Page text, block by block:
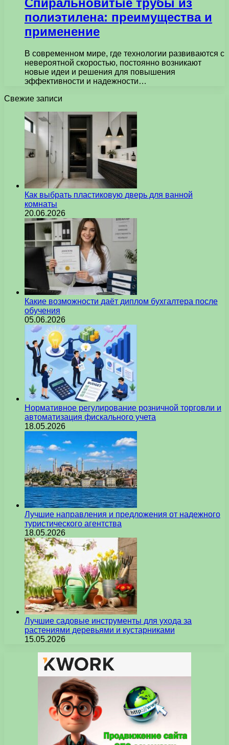
полиэтилена: преимущества и
применение
В современном мире, где технологии развиваются с
невероятной скоростью, постоянно возникают
новые идеи и решения для повышения
эффективности и надежности…
Свежие записи
Как выбрать пластиковую дверь для ванной
комнаты
20.06.2026
Какие возможности даёт диплом бухгалтера после
обучения
05.06.2026
Нормативное регулирование розничной торговли и
автоматизация фискального учета
18.05.2026
Лучшие направления и предложения от надежного
туристического агентства
18.05.2026
Лучшие садовые инструменты для ухода за
растениями деревьями и кустарниками
15.05.2026